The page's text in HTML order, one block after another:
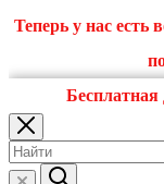
Теперь у нас есть
Бесплатная